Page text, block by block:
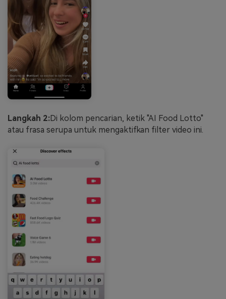
Langkah 2:Di kolom pencarian, ketik "AI Food Lotto"
atau frasa serupa untuk mengaktifkan filter video ini.